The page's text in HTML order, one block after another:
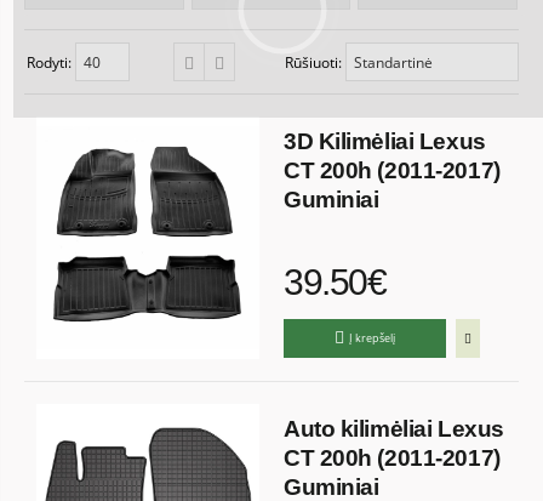
Rūšiuoti:
Rodyti:
3D Kilimėliai Lexus
CT 200h (2011-2017)
Guminiai
39.50€
Į krepšelį
Auto kilimėliai Lexus
CT 200h (2011-2017)
Guminiai